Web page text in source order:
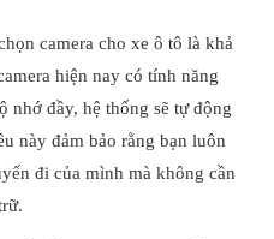
camera cho xe ô tô là khả
hiện nay có tính năng
nhớ đầy, hệ thống sẽ tự động
này đảm bảo rằng bạn luôn
đi của mình mà không cần